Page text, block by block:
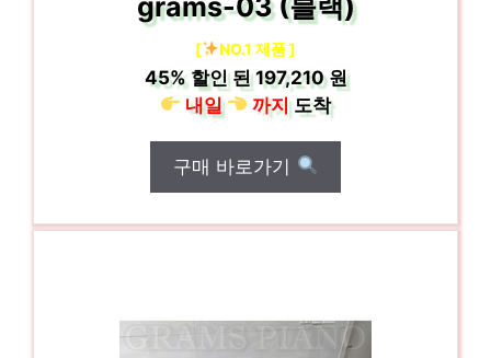
[ NO.1 제품 ]
45%할인 된197,210 원
내일
까지도착
구매 바로가기